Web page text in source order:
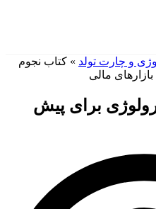
و چارت تولد » کتاب نجوم
مالی
برای پیش